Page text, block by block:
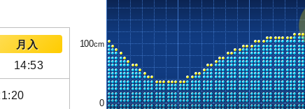
月入
14:53
100
0